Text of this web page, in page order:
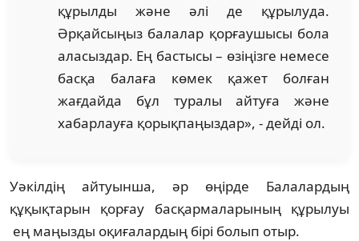
құрылды және әлі де құрылуда.
Әрқайсыңыз балалар қорғаушысы бола
аласыздар. Ең бастысы – өзіңізге немесе
басқа балаға көмек қажет болған
жағдайда бұл туралы айтуға және
хабарлауға қорықпаңыздар», - дейді ол.
Уәкілдің айтуынша, әр өңірде Балалардың
құқықтарын қорғау басқармаларының құрылуы
ең маңызды оқиғалардың бірі болып отыр.